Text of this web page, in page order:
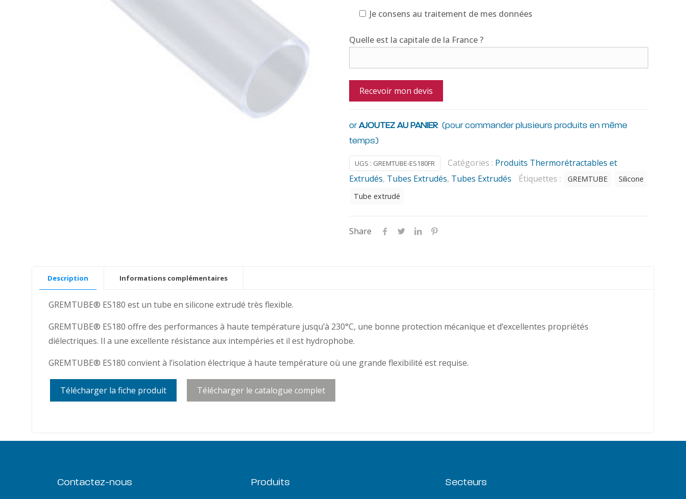
Je consens au traitement de mes données
Quelle est la capitale de la France ?
orAJOUTEZ AU PANIER(pour commander plusieurs produits en même
temps)
UGS : GREMTUBE-ES180FR Catégories : Produits Thermorétractables et
Extrudés, Tubes Extrudés, Tubes Extrudés Étiquettes : GREMTUBE
Silicone
Tube extrudé
Share
Description Informations complémentaires
GREMTUBE® ES180 est un tube en silicone extrudé très flexible.
GREMTUBE® ES180 offre des performances à haute température jusqu’à 230°C, une bonne protection mécanique et d’excellentes propriétés
diélectriques. Il a une excellente résistance aux intempéries et il est hydrophobe.
GREMTUBE® ES180 convient à l’isolation électrique à haute température où une grande flexibilité est requise.
Télécharger la fiche produit Télécharger le catalogue complet
Contactez-nous Produits Secteurs